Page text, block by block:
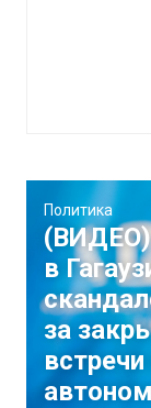
Политика
(ВИДЕО)
в
за